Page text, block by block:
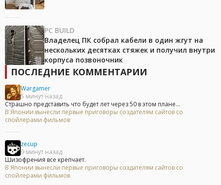
PC BUILD
Владелец ПК собрал кабели в один жгут на
нескольких десятках стяжек и получил внутри
корпуса позвоночник
ПОСЛЕДНИЕ КОММЕНТАРИИ
Wargamer
5 минут назад
Страшно представить что будет лет через 50 в этом плане...
В Японии вынесли первые приговоры создателям сайтов со
спойлерами фильмов
zecup
9 минут назад
Шизофрения все крепчает.
В Японии вынесли первые приговоры создателям сайтов со
спойлерами фильмов